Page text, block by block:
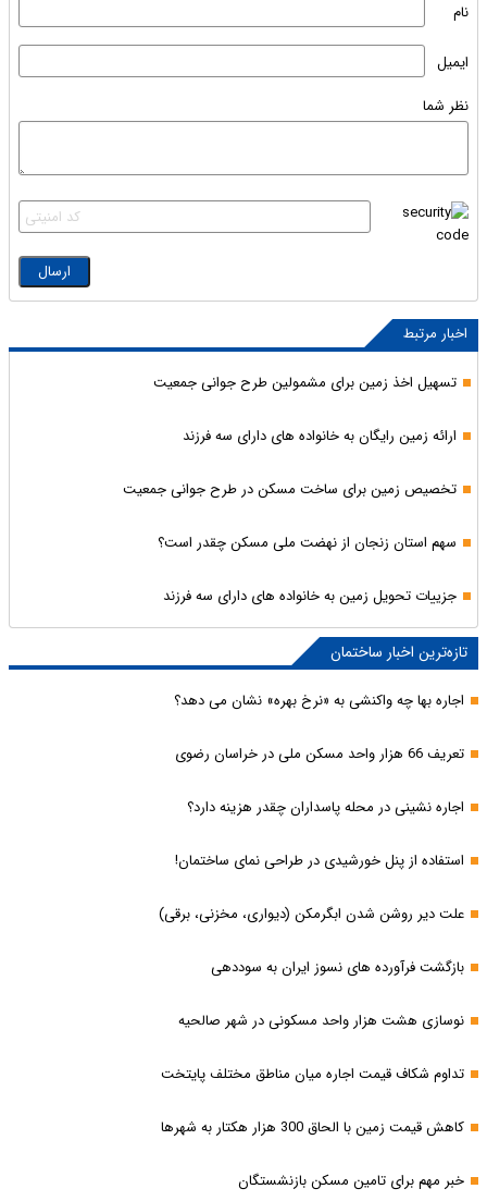
نام
ایمیل
نظر شما
اخبار مرتبط
تسهیل اخذ زمین برای مشمولین طرح جوانی جمعیت
ارائه زمین رایگان به خانواده های دارای سه فرزند
تخصیص زمین برای ساخت مسکن در طرح جوانی جمعیت
سهم استان زنجان از نهضت ملی مسکن چقدر است؟
جزییات تحویل زمین به خانواده های دارای سه فرزند
تازه‌ترین اخبار ساختمان
اجاره بها چه واکنشی به «نرخ بهره» نشان می دهد؟
تعریف 66 هزار واحد مسکن ملی در خراسان رضوی
اجاره نشینی در محله پاسداران چقدر هزینه دارد؟
استفاده از پنل خورشیدی در طراحی نمای ساختمان!
علت دیر روشن شدن ابگرمکن (دیواری، مخزنی، برقی)
بازگشت فرآورده های نسوز ایران به سوددهی
نوسازی هشت هزار واحد مسکونی در شهر صالحیه
تداوم شکاف قیمت اجاره میان مناطق مختلف پایتخت
کاهش قیمت زمین با الحاق 300 هزار هکتار به شهرها
خبر مهم برای تامین مسکن بازنشستگان